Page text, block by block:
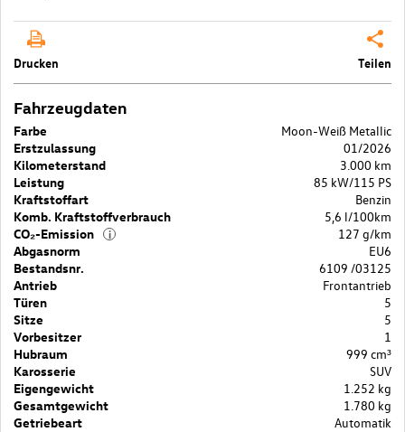
Drucken Teilen
Fahrzeugdaten
Farbe
Moon-Weiß Metallic
Erstzulassung
01/2026
Kilometerstand
3.000 km
Leistung
85 kW/115 PS
Kraftstoffart
Benzin
Komb. Kraftstoffverbrauch
5,6 l/100km
CO₂-Emission
i
127 g/km
Abgasnorm
EU6
Bestandsnr.
6109 /03125
Antrieb
Frontantrieb
Türen
5
Sitze
5
Vorbesitzer
1
Hubraum
999 cm³
Karosserie
SUV
Eigengewicht
1.252 kg
Gesamtgewicht
1.780 kg
Getriebeart
Automatik